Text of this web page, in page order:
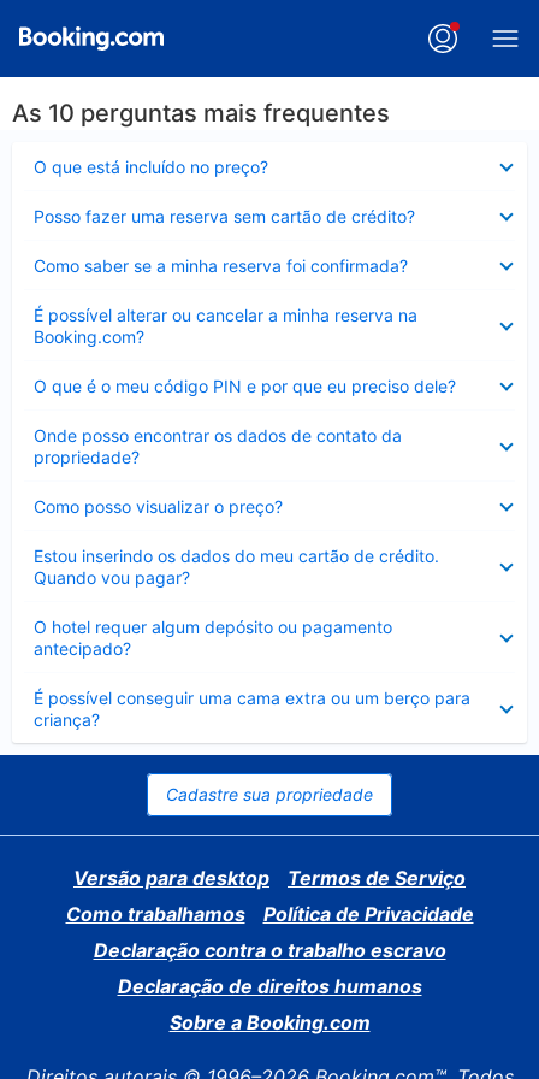
As 10 perguntas mais frequentes
O que está incluído no preço?
Posso fazer uma reserva sem cartão de crédito?
Como saber se a minha reserva foi confirmada?
É possível alterar ou cancelar a minha reserva na
Booking.com?
Contraído
O que é o meu código PIN e por que eu preciso dele?
Onde posso encontrar os dados de contato da
propriedade?
Como posso visualizar o preço?
Estou inserindo os dados do meu cartão de crédito.
Quando vou pagar?
O hotel requer algum depósito ou pagamento
antecipado?
É possível conseguir uma cama extra ou um berço para
criança?
Contraído
Cadastre sua propriedade
Versão para desktop
Termos de Serviço
Como trabalhamos
Política de Privacidade
Declaração contra o trabalho escravo
Declaração de direitos humanos
Sobre a Booking.com